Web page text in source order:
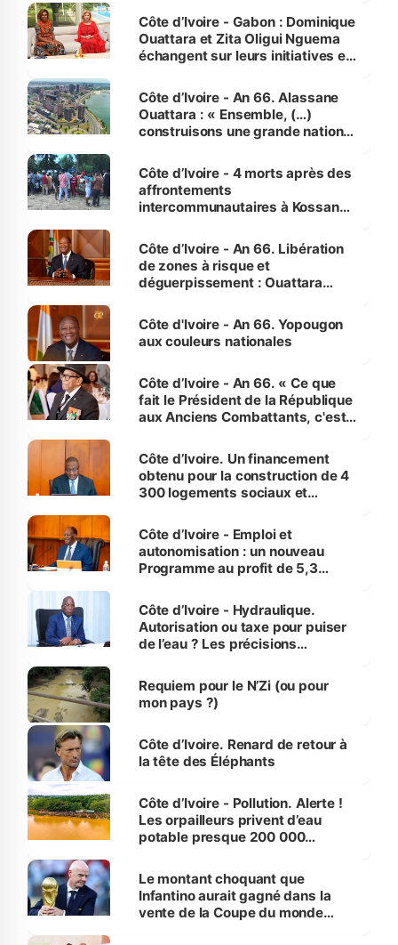
Côte d’Ivoire - Gabon : Dominique
Ouattara et Zita Oligui Nguema
échangent sur leurs initiatives en
enfants
Côte d’Ivoire - An 66. Alassane
Ouattara : « Ensemble, (…)
construisons une grande nation
générations futures »
Côte d’Ivoire - 4 morts après des
affrontements
intercommunautaires à Kossandji
milieu des sinistrés
Côte d’Ivoire - An 66. Libération
de zones à risque et
déguerpissement : Ouattara
l'Etat de droit pour préserver les
vies humaines »
Côte d'Ivoire - An 66. Yopougon
aux couleurs nationales
Côte d’Ivoire - An 66. « Ce que
fait le Président de la République
aux Anciens Combattants, c'est
Côte d’Ivoire. Un financement
obtenu pour la construction de 4
300 logements sociaux et
et Yamoussoukro
Côte d’Ivoire - Emploi et
autonomisation : un nouveau
Programme au profit de 5,3
Côte d’Ivoire - Hydraulique.
Autorisation ou taxe pour puiser
de l’eau ? Les précisions
Requiem pour le N’Zi (ou pour
mon pays ?)
Côte d’Ivoire. Renard de retour à
la tête des Éléphants
Côte d’Ivoire - Pollution. Alerte !
Les orpailleurs privent d’eau
potable presque 200 000
Le montant choquant que
Infantino aurait gagné dans la
vente de la Coupe du monde